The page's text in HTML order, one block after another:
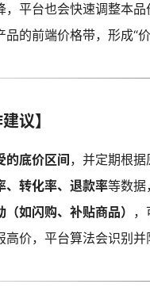
平台也会快速调整本品
的前端价格带，形成“价
议】
的底价区间 ，并定期根据
、转化率、退款率等数据
（如闪购、补贴商品） ，
价，平台算法会识别并